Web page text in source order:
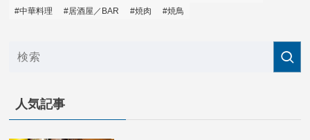
#中華料理
#居酒屋／BAR #焼肉 #焼鳥
人気記事